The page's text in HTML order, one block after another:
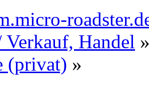
Handel
(privat) »